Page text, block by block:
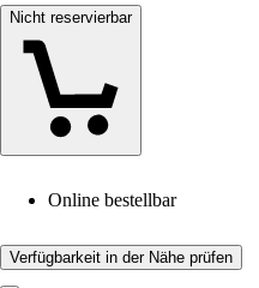
Nicht reservierbar
Online bestellbar
Verfügbarkeit in der Nähe prüfen